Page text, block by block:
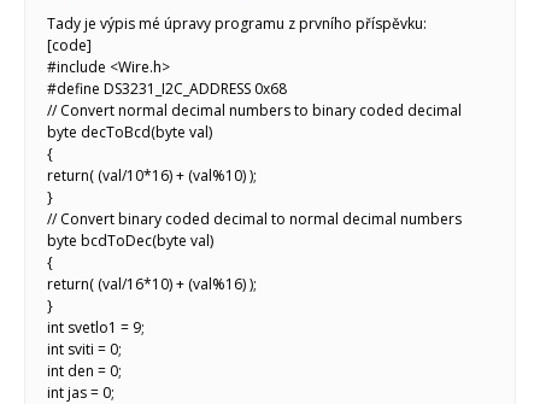
Tady je výpis mé úpravy programu z prvního příspěvku:
[code]
#include <Wire.h>
#define DS3231_I2C_ADDRESS 0x68
// Convert normal decimal numbers to binary coded decimal
byte decToBcd(byte val)
{
return( (val/10*16) + (val%10) );
}
// Convert binary coded decimal to normal decimal numbers
byte bcdToDec(byte val)
{
return( (val/16*10) + (val%16) );
}
int svetlo1 = 9;
int sviti = 0;
int den = 0;
int jas = 0;